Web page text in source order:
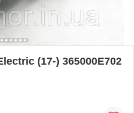
(17-) 365000E702